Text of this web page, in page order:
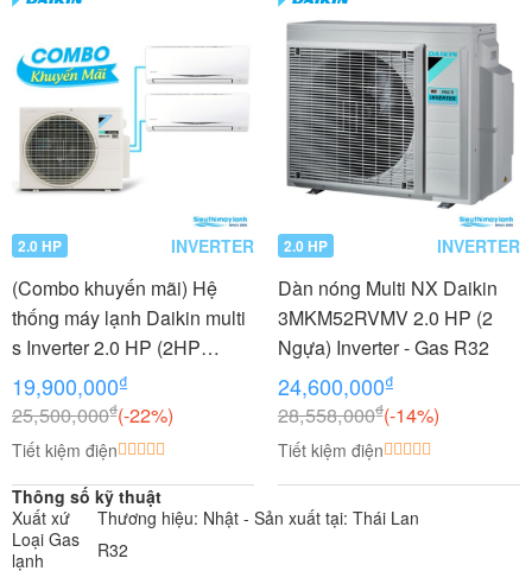
2.0 HP INVERTER
(Combo khuyến mãi) Hệ
thống máy lạnh Daikin multi
s Inverter 2.0 HP (2HP
Ngựa) - 1 dàn nóng 2 dàn
lạnh (1.0 + 1.5 HP (1.5
Ngựa) MKC50RVMV-
CTKC25RVMV+CTKC35RV
MV
19,900,000₫
25,500,000₫(-22%)
Tiết kiệm điện
2.0 HP INVERTER
Dàn nóng Multi NX Daikin
3MKM52RVMV 2.0 HP (2
Ngựa) Inverter - Gas R32
24,600,000₫
28,558,000₫(-14%)
Tiết kiệm điện
Thông số kỹ thuật
Xuất xứ
Thương hiệu: Nhật - Sản xuất tại: Thái Lan
Loại Gas
lạnh
R32